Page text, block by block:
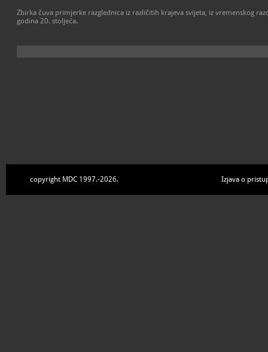
Zbirka čuva primjerke razglednica iz različitih krajeva svijeta, iz vremenskog
godina 20. stoljeća.
copyright MDC 1997.-2026. Izjava o